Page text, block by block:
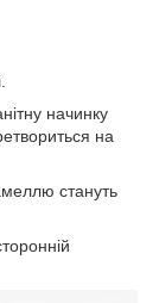
начинку
на
стануть